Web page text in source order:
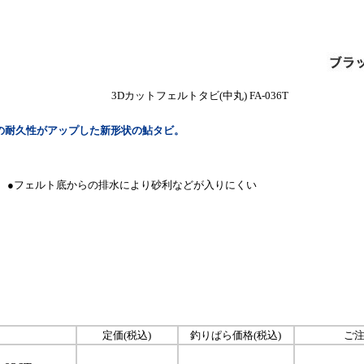
3Dカットフェルトタビ(中丸) FA-036T
耐久性がアップした新形状の鮎タビ。
●フェルト底からの排水により砂利などが入りにくい
定価(税込) 釣りぱら価格(税込) ご